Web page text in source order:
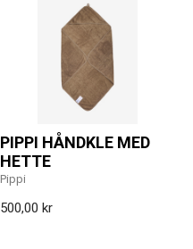
PIPPI HÅNDKLE MED
HETTE
Pippi
500,00 kr